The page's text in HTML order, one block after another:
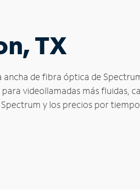
TX
de fibra óptica de
videollamadas más fluidas,
y los precios por